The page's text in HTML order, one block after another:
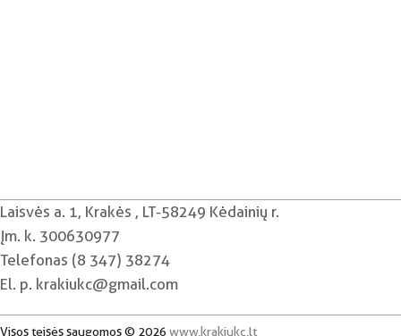
Laisvės a. 1, Krakės , LT-58249 Kėdainių r.
Įm. k. 300630977
Telefonas (8 347) 38274
El. p. krakiukc@gmail.com
Visos teisės saugomos © 2026 www.krakiukc.lt